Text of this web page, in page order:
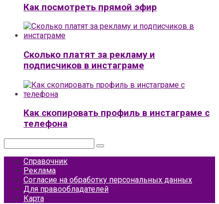
Как посмотреть прямой эфир
Сколько платят за рекламу и
подписчиков в инстаграме
Как скопировать профиль в инстаграме с
телефона
Справочник
Реклама
Согласие на обработку персональных данных
Для правообладателей
Карта